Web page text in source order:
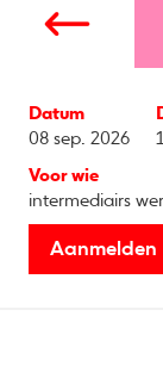
Datum
08 sep. 2026
Voor wie
intermediairs
Aanmelden